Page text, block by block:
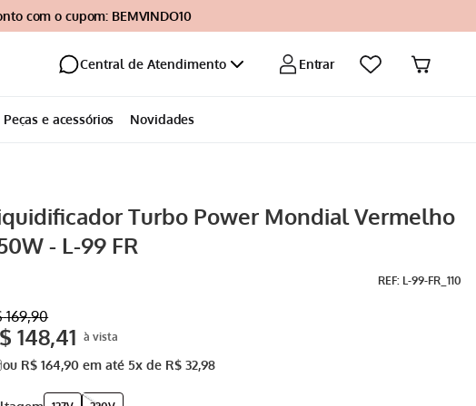
com o cupom: BEMVINDO10
Central de Atendimento Entrar
Peças e acessórios Novidades
Turbo Power Mondial Vermelho
- L-99 FR
: L-99-FR_110
169,90
148,41
ou R$ 164,90 em até 5x de R$ 32,98